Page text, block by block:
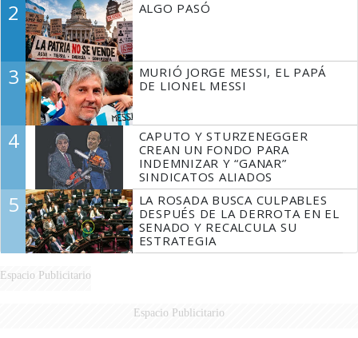
2 ALGO PASÓ
3
MURIÓ JORGE MESSI, EL PAPÁ
DE LIONEL MESSI
4
CAPUTO Y STURZENEGGER
CREAN UN FONDO PARA
INDEMNIZAR Y “GANAR”
SINDICATOS ALIADOS
5
LA ROSADA BUSCA CULPABLES
DESPUÉS DE LA DERROTA EN EL
SENADO Y RECALCULA SU
ESTRATEGIA
Espacio Publicitario
Espacio Publicitario